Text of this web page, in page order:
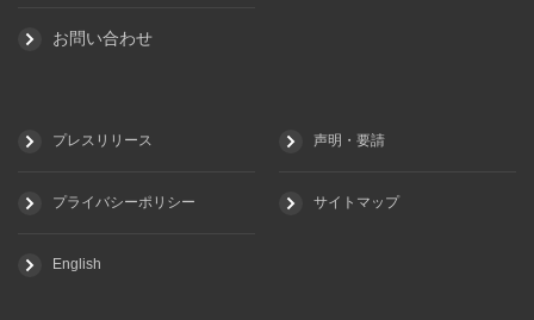
お問い合わせ
プレスリリース 声明・要請
プライバシーポリシー サイトマップ
English